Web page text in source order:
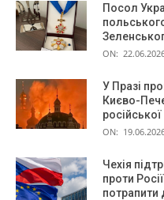
Посол
ON:
У Празі
Києво-
ON:
Чехія
проти
потрапити